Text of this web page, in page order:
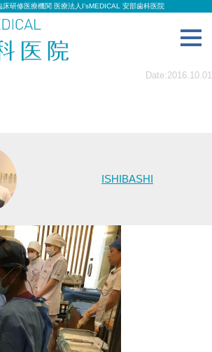
床研修医療機関 医療法人I’sMEDICAL 安部歯科医院
Date:2016.10.01
ISHIBASHI